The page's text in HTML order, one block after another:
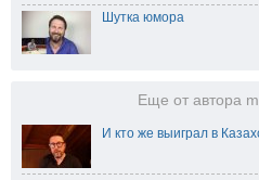
Шутка юмора
Еще от автора
И кто же выиграл в